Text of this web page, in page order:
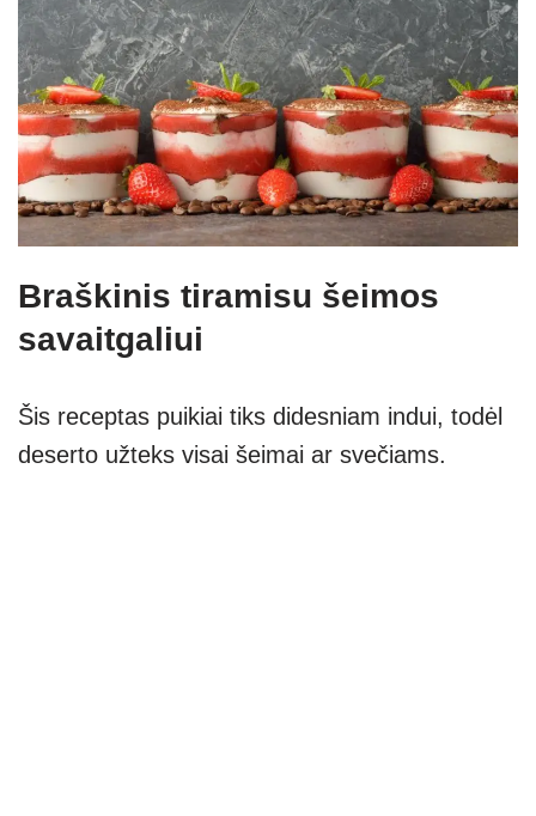
Braškinis tiramisu šeimos
savaitgaliui
Šis receptas puikiai tiks didesniam indui, todėl
deserto užteks visai šeimai ar svečiams.